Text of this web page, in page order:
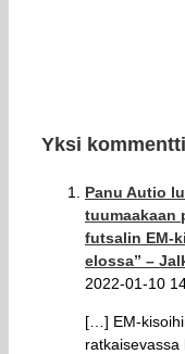
Yksi kommentti
Panu Autio
tuumaakaan
futsalin EM-
elossa” –
2022-01-10
[…] EM-
ratkaisevassa